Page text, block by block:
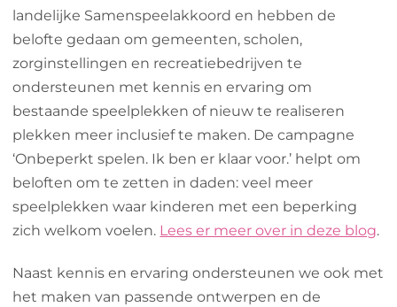
landelijke Samenspeelakkoord en hebben de
belofte gedaan om gemeenten, scholen,
zorginstellingen en recreatiebedrijven te
ondersteunen met kennis en ervaring om
bestaande speelplekken of nieuw te realiseren
plekken meer inclusief te maken. De campagne
‘Onbeperkt spelen. Ik ben er klaar voor.’ helpt om
beloften om te zetten in daden: veel meer
speelplekken waar kinderen met een beperking
zich welkom voelen. Lees er meer over in deze blog.
Naast kennis en ervaring ondersteunen we ook met
het maken van passende ontwerpen en de